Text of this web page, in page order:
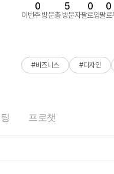
이번주 방문
0
총 방문자
5
팔로잉
0
팔로
0
#비즈니스 #디자인
프로챗